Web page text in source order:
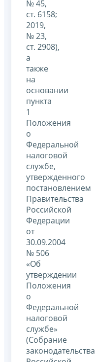
№ 45,
ст. 6158;
2019,
№ 23,
ст. 2908),
а
также
на
основании
пункта
1
Положения
о
Федеральной
налоговой
службе,
утвержденного
постановлением
Правительства
Российской
Федерации
от
30.09.2004
№ 506
«Об
утверждении
Положения
о
Федеральной
налоговой
службе»
(Собрание
законодательства